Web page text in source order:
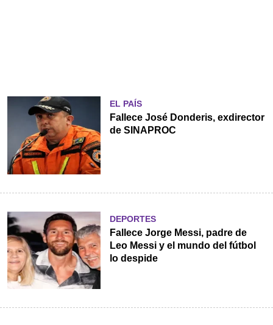
EL PAÍS
Fallece José Donderis, exdirector
de SINAPROC
DEPORTES
Fallece Jorge Messi, padre de
Leo Messi y el mundo del fútbol
lo despide